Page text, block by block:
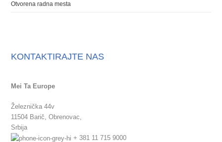
Otvorena radna mesta
KONTAKTIRAJTE NAS
Mei Ta Europe
Železnička 44v
11504 Barič, Obrenovac,
Srbija
+ 381 11 715 9000